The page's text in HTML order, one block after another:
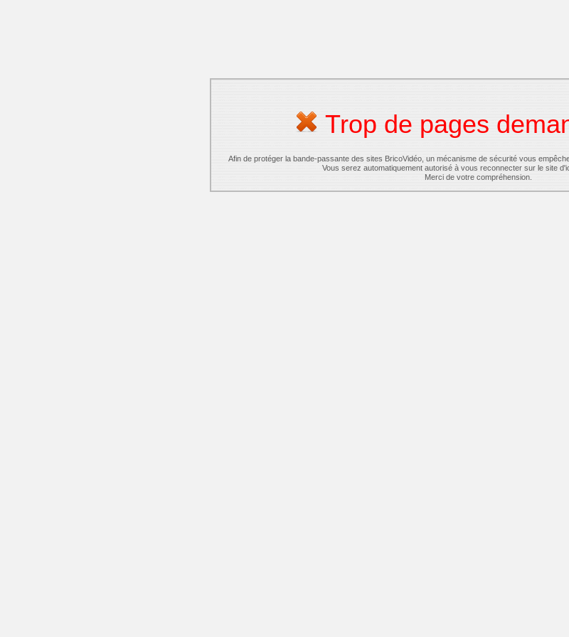
Trop de pages
Afin de protéger la bande-passante des sites BricoVidéo, un mécanisme de sécurité vous
Vous serez automatiquement autorisé à vous reconnecter sur le site
Merci de votre compréhension.